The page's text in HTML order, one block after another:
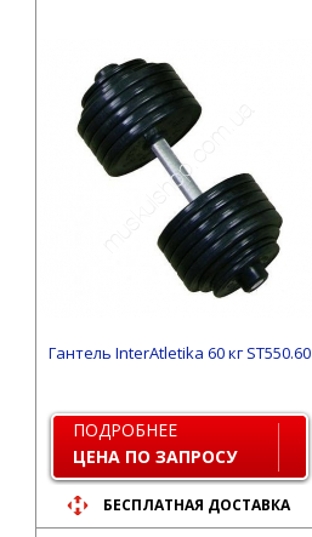
Гантель InterAtletika 60 кг ST550.60
ПОДРОБНЕЕ
ЦЕНА ПО ЗАПРОСУ
БЕСПЛАТНАЯ ДОСТАВКА